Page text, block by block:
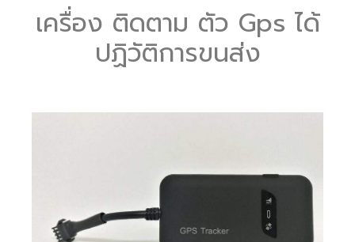
เครื่อง ติดตาม ตัว Gps ได้
ปฏิวัติการขนส่ง